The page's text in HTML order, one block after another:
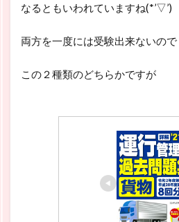
なるともいわれていますね(*’▽’)
両方を一度には受験出来ないので
この２種類のどちらかですが